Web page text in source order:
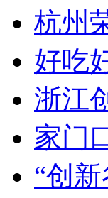
杭州
好吃
浙江
家门
“创